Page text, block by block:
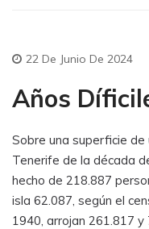
22 De Junio De 2024
Años
Sobre una superficie de
Tenerife de la década
hecho de 218.887
isla 62.087, según el
1940, arrojan 261.817